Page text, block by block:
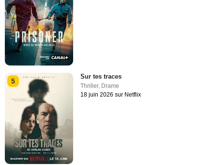
5
Sur tes traces
Thriller, Drame
18 juin 2026 sur Netflix